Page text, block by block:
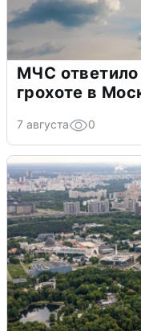
МЧС
грохоте в
7 августа 0